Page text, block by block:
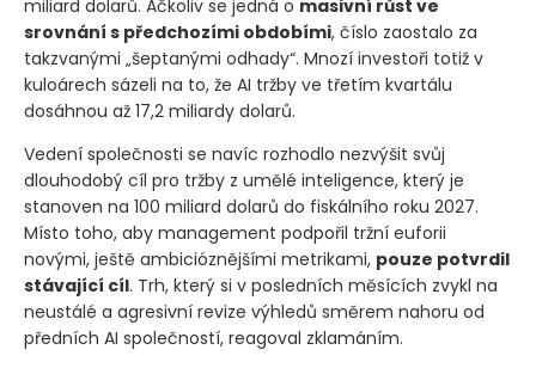
miliard dolarů. Ačkoliv se jedná o masivní růst ve
srovnání s předchozími obdobími, číslo zaostalo za
takzvanými „šeptanými odhady“. Mnozí investoři totiž v
kuloárech sázeli na to, že AI tržby ve třetím kvartálu
dosáhnou až 17,2 miliardy dolarů.
Vedení společnosti se navíc rozhodlo nezvýšit svůj
dlouhodobý cíl pro tržby z umělé inteligence, který je
stanoven na 100 miliard dolarů do fiskálního roku 2027.
Místo toho, aby management podpořil tržní euforii
novými, ještě ambicióznějšími metrikami, pouze potvrdil
stávající cíl. Trh, který si v posledních měsících zvykl na
neustálé a agresivní revize výhledů směrem nahoru od
předních AI společností, reagoval zklamáním.